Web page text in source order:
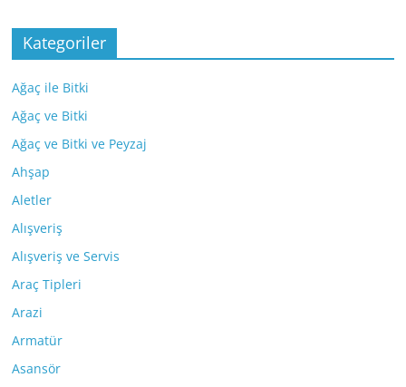
Kategoriler
Ağaç ile Bitki
Ağaç ve Bitki
Ağaç ve Bitki ve Peyzaj
Ahşap
Aletler
Alışveriş
Alışveriş ve Servis
Araç Tipleri
Arazi
Armatür
Asansör